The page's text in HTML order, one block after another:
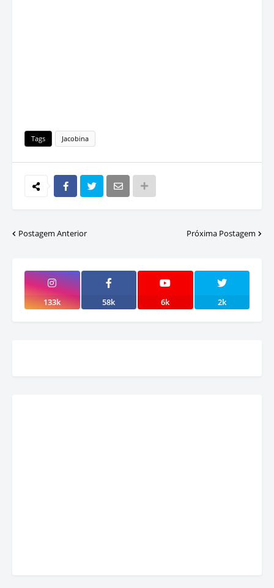
Tags Jacobina
Postagem Anterior Próxima Postagem
133k 58k 6k 2k